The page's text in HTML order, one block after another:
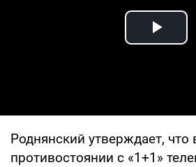
Роднянский утверждает, что
противостоянии с «1+1»